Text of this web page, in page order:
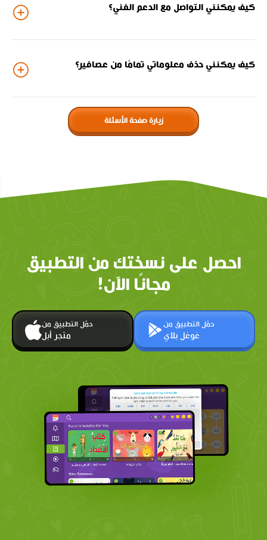
كيف يمكنني التواصل مع الدعم الفني؟
كيف يمكنني حذف معلوماتي تمامًا من عصافير؟
زيارة صفحة الأسئلة
احصل على نسختك من التطبيق
مجانًا الآن!
حمّل التطبيق من
متجر أبل
حمّل التطبيق من
غوغل بلاي